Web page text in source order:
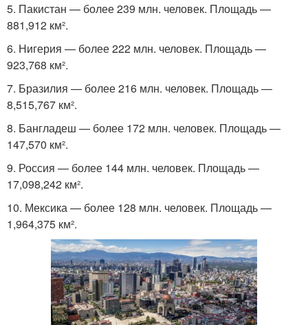
5. Пакистан — более 239 млн. человек. Площадь —
881,912 км².
6. Нигерия — более 222 млн. человек. Площадь —
923,768 км².
7. Бразилия — более 216 млн. человек. Площадь —
8,515,767 км².
8. Бангладеш — более 172 млн. человек. Площадь —
147,570 км².
9. Россия — более 144 млн. человек. Площадь —
17,098,242 км².
10. Мексика — более 128 млн. человек. Площадь —
1,964,375 км².